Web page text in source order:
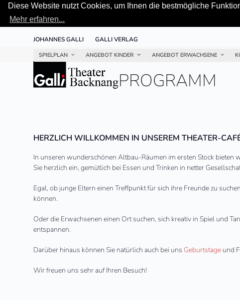
Diese Website nutzt Cookies, um Ihnen die bestmögliche
Mehr erfahren...
JOHANNES GALLI GALLI VERLAG
SPIELPLAN ANGEBOT KINDER ANGEBOT ERWACHSENE
PROGRAMM
HERZLICH WILLKOMMEN IN UNSE­REM THEATER-
In unse­ren wun­der­schö­nen Altbau-Räumen im ers­ten Stock
Sie herz­lich ein, gemüt­lich bei Essen und Trinken in net­ter
Egal, ob junge Eltern einen Treffpunkt für sich ihre Freunde zu
können.
Oder die Erwachsenen einen Ort suchen, sich kreativ in Spiel und
entspannen.
Darüber hinaus können Sie natürlich auch bei uns Geburtstage und
Wir freu­en uns sehr auf Ihren Besuch!